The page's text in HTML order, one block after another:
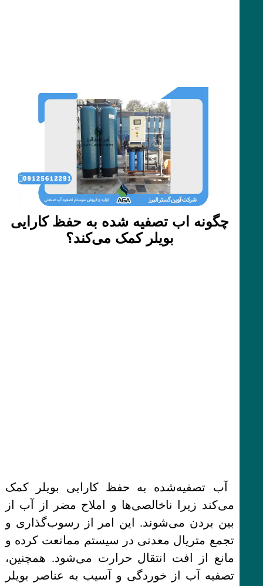
چگونه اب تصفیه شده به حفظ کارایی
بویلر کمک می‌کند؟
آب تصفیه‌شده به حفظ کارایی بویلر کمک
می‌کند زیرا ناخالصی‌ها و املاح مضر از آب از
بین بردن می‌شوند. این امر از رسوب‌گذاری و
تجمع متریال معدنی در سیستم ممانعت کرده و
مانع از افت انتقال حرارت می‌شود. همچنین،
تصفیه آب از خوردگی و آسیب به عناصر بویلر